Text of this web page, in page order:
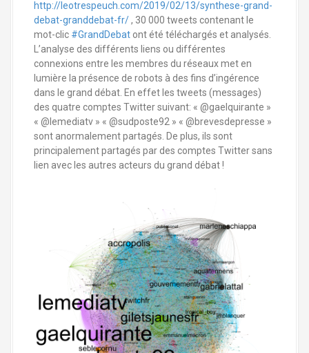
http://leotrespeuch.com/2019/02/13/synthese-grand-
debat-granddebat-fr/, 30 000 tweets contenant le
mot-clic #GrandDebat ont été téléchargés et analysés.
L’analyse des différents liens ou différentes
connexions entre les membres du réseaux met en
lumière la présence de robots à des fins d’ingérence
dans le grand débat. En effet les tweets (messages)
des quatre comptes Twitter suivant: « @gaelquirante »
« @lemediatv » « @sudposte92 » « @brevesdepresse »
sont anormalement partagés. De plus, ils sont
principalement partagés par des comptes Twitter sans
lien avec les autres acteurs du grand débat !